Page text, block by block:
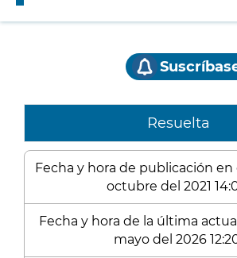
Resuelta
Fecha y hora de publicación en
octubre del 2021
Fecha y hora de la última
mayo del 2026